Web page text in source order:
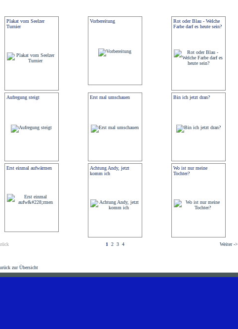
Plakat vom Seelzer
Turnier
Vorbereitung
Rot oder Blau - Welche
Farbe darf es heute sein?
Aufregung steigt Erst mal umschauen Bin ich jetzt dran?
Erst einmal aufwärmen
Achtung Andy, jetzt
komm ich
Wo ist nur meine
Tochter?
1 2 3 4 Weiter ->
zur Übersicht